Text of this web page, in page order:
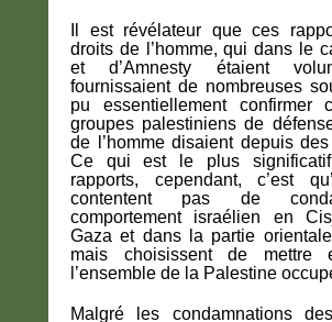
Il est révélateur que ces
droits de l’homme, qui dans le
et d’Amnesty étaient
fournissaient de nombreuses
pu essentiellement confirmer
groupes palestiniens de
de l’homme disaient depuis
Ce qui est le plus
rapports, cependant, c’est
contentent pas de
comportement israélien en
Gaza et dans la partie orientale
mais choisissent de mettre
l’ensemble de la Palestine
Malgré les condamnations